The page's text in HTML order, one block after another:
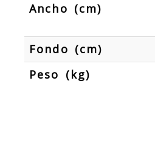
Ancho (cm)
Fondo (cm)
Peso (kg)